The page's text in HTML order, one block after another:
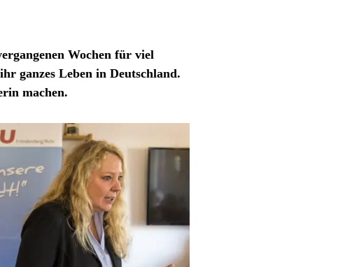
Wochen für viel
ganzes Leben in Deutschland.
machen.